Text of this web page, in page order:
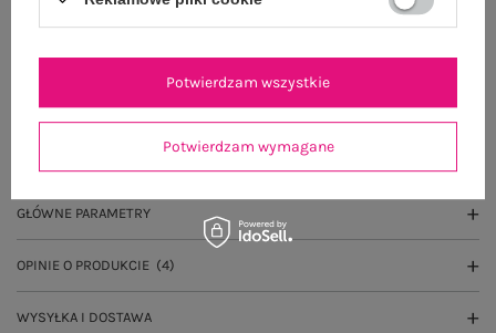
100 dni na zwrot
GŁÓWNE PARAMETRY
OPINIE O PRODUKCIE (4)
WYSYŁKA I DOSTAWA
Potwierdzam wymagane
Potwierdzam wszystkie